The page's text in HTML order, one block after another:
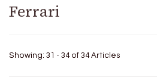
Ferrari
Showing: 31 - 34 of 34 Articles